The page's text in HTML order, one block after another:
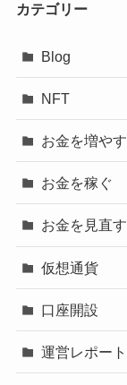
カテゴリー
Blog
NFT
お金を増やす
お金を稼ぐ
お金を見直す
仮想通貨
口座開設
運営レポート